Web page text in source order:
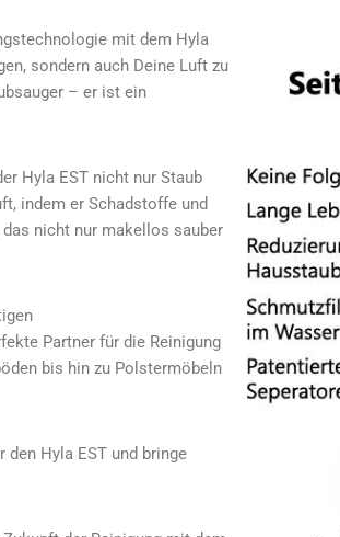
mit dem Hyla
sondern auch Deine Luft zu
– er ist ein
Hyla EST nicht nur Staub
indem er Schadstoffe und
nicht nur makellos sauber
Partner für die Reinigung
bis hin zu Polstermöbeln
Hyla EST und bringe